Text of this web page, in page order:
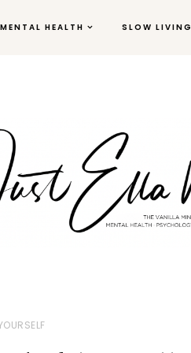
MENTAL HEALTH SLOW LIVING